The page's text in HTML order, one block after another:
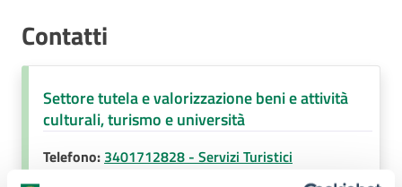
Contatti
Settore tutela e valorizzazione beni e attività
culturali, turismo e università
Telefono: 3401712828 - Servizi Turistici